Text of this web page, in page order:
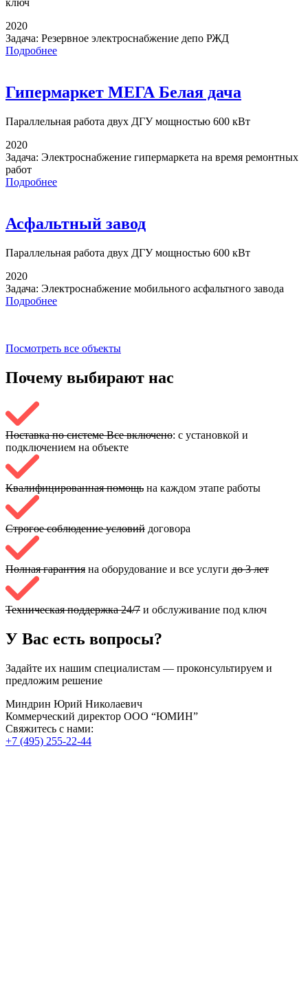
ключ
2020
Задача: Резервное электроснабжение депо РЖД
Подробнее
Гипермаркет МЕГА Белая дача
Параллельная работа двух ДГУ мощностью 600 кВт
2020
Задача: Электроснабжение гипермаркета на время ремонтных
работ
Подробнее
Асфальтный завод
Параллельная работа двух ДГУ мощностью 600 кВт
2020
Задача: Электроснабжение мобильного асфальтного завода
Подробнее
Посмотреть все объекты
Почему выбирают нас
Поставка по системе Все включено: с установкой и
подключением на объекте
Квалифицированная помощь на каждом этапе работы
Строгое соблюдение условий договора
Полная гарантия на оборудование и все услуги до 3 лет
Техническая поддержка 24/7 и обслуживание под ключ
У Вас есть вопросы?
Задайте их нашим специалистам — проконсультируем и
предложим решение
Миндрин Юрий Николаевич
Коммерческий директор ООО “ЮМИН”
Свяжитесь с нами:
+7 (495) 255-22-44